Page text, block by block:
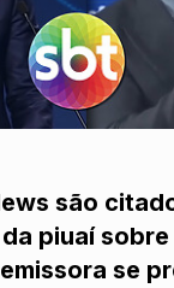
são
piuaí
se